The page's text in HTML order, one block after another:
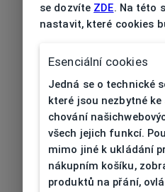
se dozvíte ZDE. Na této
nastavit, které cookies
Esenciální cookies
Jedná se o technické
které jsou nezbytné ke
chování
všech jejich funkcí.
mimo jiné k ukládání
nákupním košíku,
produktů na přání,